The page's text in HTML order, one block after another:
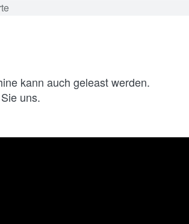
kann auch geleast werden.
uns.